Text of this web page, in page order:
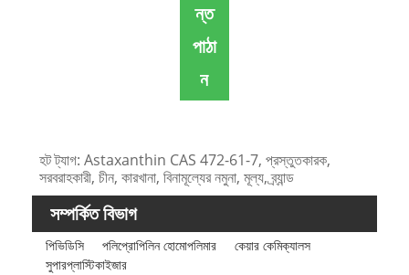
ন্ত
পাঠা
ন
হট ট্যাগ: Astaxanthin CAS 472-61-7, প্রস্তুতকারক,
সরবরাহকারী, চীন, কারখানা, বিনামূল্যের নমুনা, মূল্য, ব্র্যান্ড
সম্পর্কিত বিভাগ
পিভিডিসি পলিপ্রোপিলিন হোমোপলিমার
কেয়ার কেমিক্যালস
সুপারপ্লাস্টিকাইজার